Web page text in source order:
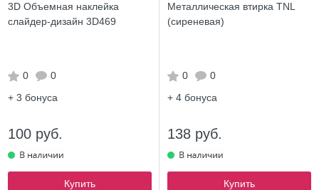
3D Объемная наклейка
слайдер-дизайн 3D469
0
0
+ 3 бонуса
100 руб.
Купить
Металлическая втирка TNL
(сиреневая)
0
0
+ 4 бонуса
138 руб.
Купить